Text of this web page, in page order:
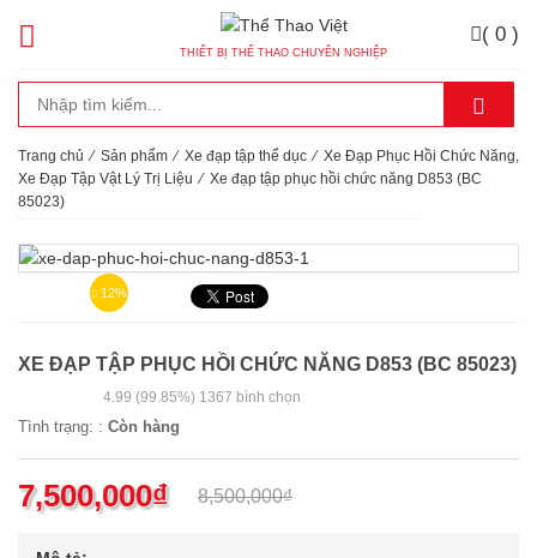
THIẾT BỊ THỂ THAO CHUYÊN NGHIỆP
( 0 )
Trang chủ ⁄ Sản phẩm ⁄ Xe đạp tập thể dục ⁄ Xe Đạp Phục Hồi Chức Năng,
Xe Đạp Tập Vật Lý Trị Liệu ⁄ Xe đạp tập phục hồi chức năng D853 (BC
85023)
12%
XE ĐẠP TẬP PHỤC HỒI CHỨC NĂNG D853 (BC 85023)
4.99 (99.85%) 1367 bình chọn
Tình trạng: : Còn hàng
8,500,000₫
7,500,000₫